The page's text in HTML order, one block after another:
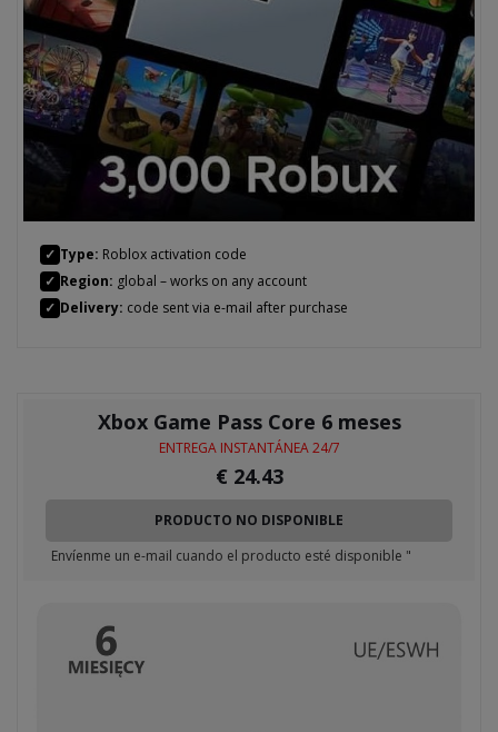
✓ Type: Roblox activation code
✓ Region: global – works on any account
✓ Delivery: code sent via e-mail after purchase
Xbox Game Pass Core 6 meses
ENTREGA INSTANTÁNEA 24/7
€ 24.43
PRODUCTO NO DISPONIBLE
Envíenme un e-mail cuando el producto esté disponible "